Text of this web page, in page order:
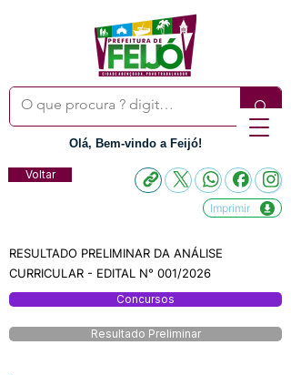
Olá, Bem-vindo a Feijó!
Voltar
Imprimir
RESULTADO PRELIMINAR DA ANÁLISE
CURRICULAR - EDITAL N° 001/2026
Concursos
Resultado Preliminar